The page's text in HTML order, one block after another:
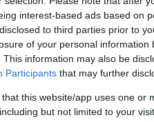
interest-based ads based on
to third parties prior to
of your personal information
This information may also be
Participants that may further
that this website/app uses one or
but not limited to your
un certo punto, io lo
superiore del middle
Non c’è abbastanza
si stanno orientando
e mettono su